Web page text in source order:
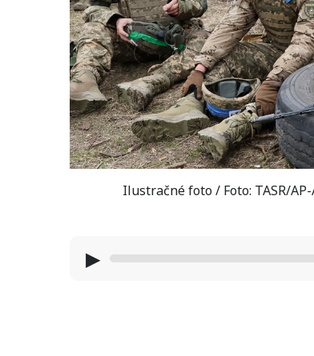
Ilustračné foto / Foto: TASR/
▶